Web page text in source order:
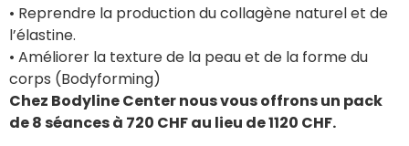
• Reprendre la production du collagène naturel et de
l’élastine.
• Améliorer la texture de la peau et de la forme du
corps (Bodyforming)
Chez Bodyline Center nous vous offrons un pack
de 8 séances à 720 CHF au lieu de 1120 CHF.